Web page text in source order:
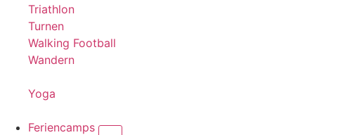
Triathlon
Turnen
Walking Football
Wandern
Yoga
Feriencamps